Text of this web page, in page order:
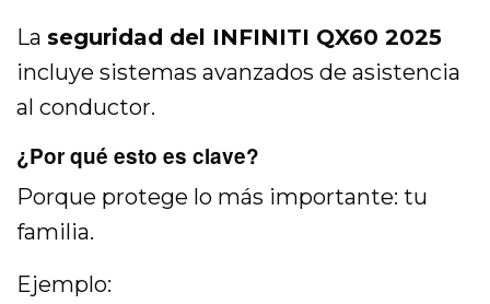
La seguridad del INFINITI QX60 2025
incluye sistemas avanzados de asistencia
al conductor.
¿Por qué esto es clave?
Porque protege lo más importante: tu
familia.
Ejemplo: